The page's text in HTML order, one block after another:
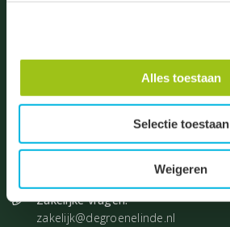
Alles toestaan
Selectie toestaan
Weigeren
info@degroenelinde.nl
+31 (0)72 531 8860
bestelling@degroenelinde.nl
Zakelijke vragen:
zakelijk@degroenelinde.nl